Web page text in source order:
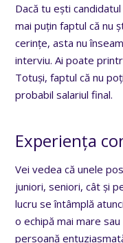
Dacă tu ești
mai puțin faptul că nu
cerințe, asta nu
interviu. Ai poate
Totuși, faptul că nu
probabil salariul final.
Experiența
Vei vedea că unele
juniori, seniori, cât și
lucru se întâmplă
o echipă mai mare
persoană